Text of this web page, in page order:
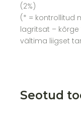
(2%)
(* = kontrollitud
lagritsat –
vältima liigset
Seotud